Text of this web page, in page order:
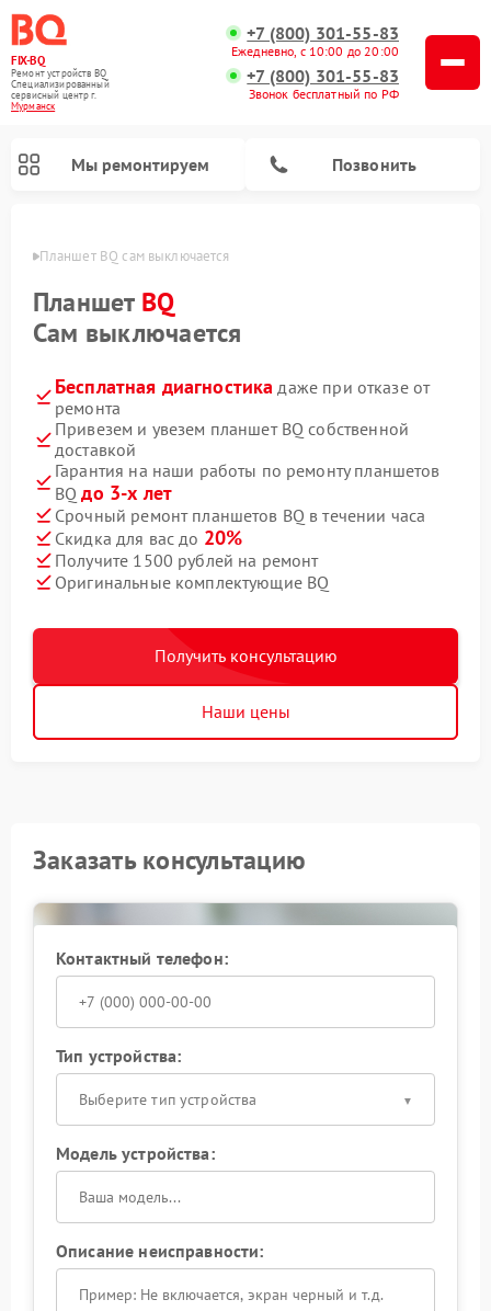
FIX-BQ
Ремонт устройств BQ
Специализированный
cервисный центр г.
Мурманск
+7 (800) 301-55-83
Ежедневно, с 10:00 до 20:00
+7 (800) 301-55-83
Звонок бесплатный по РФ
Мы ремонтируем Позвонить
Планшет BQ сам выключается
Планшет BQ
Сам выключается
Бесплатная диагностика даже при отказе от
ремонта
Привезем и увезем планшет BQ собственной
доставкой
Гарантия на наши работы по ремонту планшетов
BQдо 3-х лет
Срочный ремонт планшетов BQ в течении часа
Скидка для вас до 20%
Получите 1500 рублей на ремонт
Оригинальные комплектующие BQ
Получить консультацию
Наши цены
Заказать консультацию
Контактный телефон:
Тип устройства:
Выберите тип устройства
Модель устройства:
Описание неисправности: